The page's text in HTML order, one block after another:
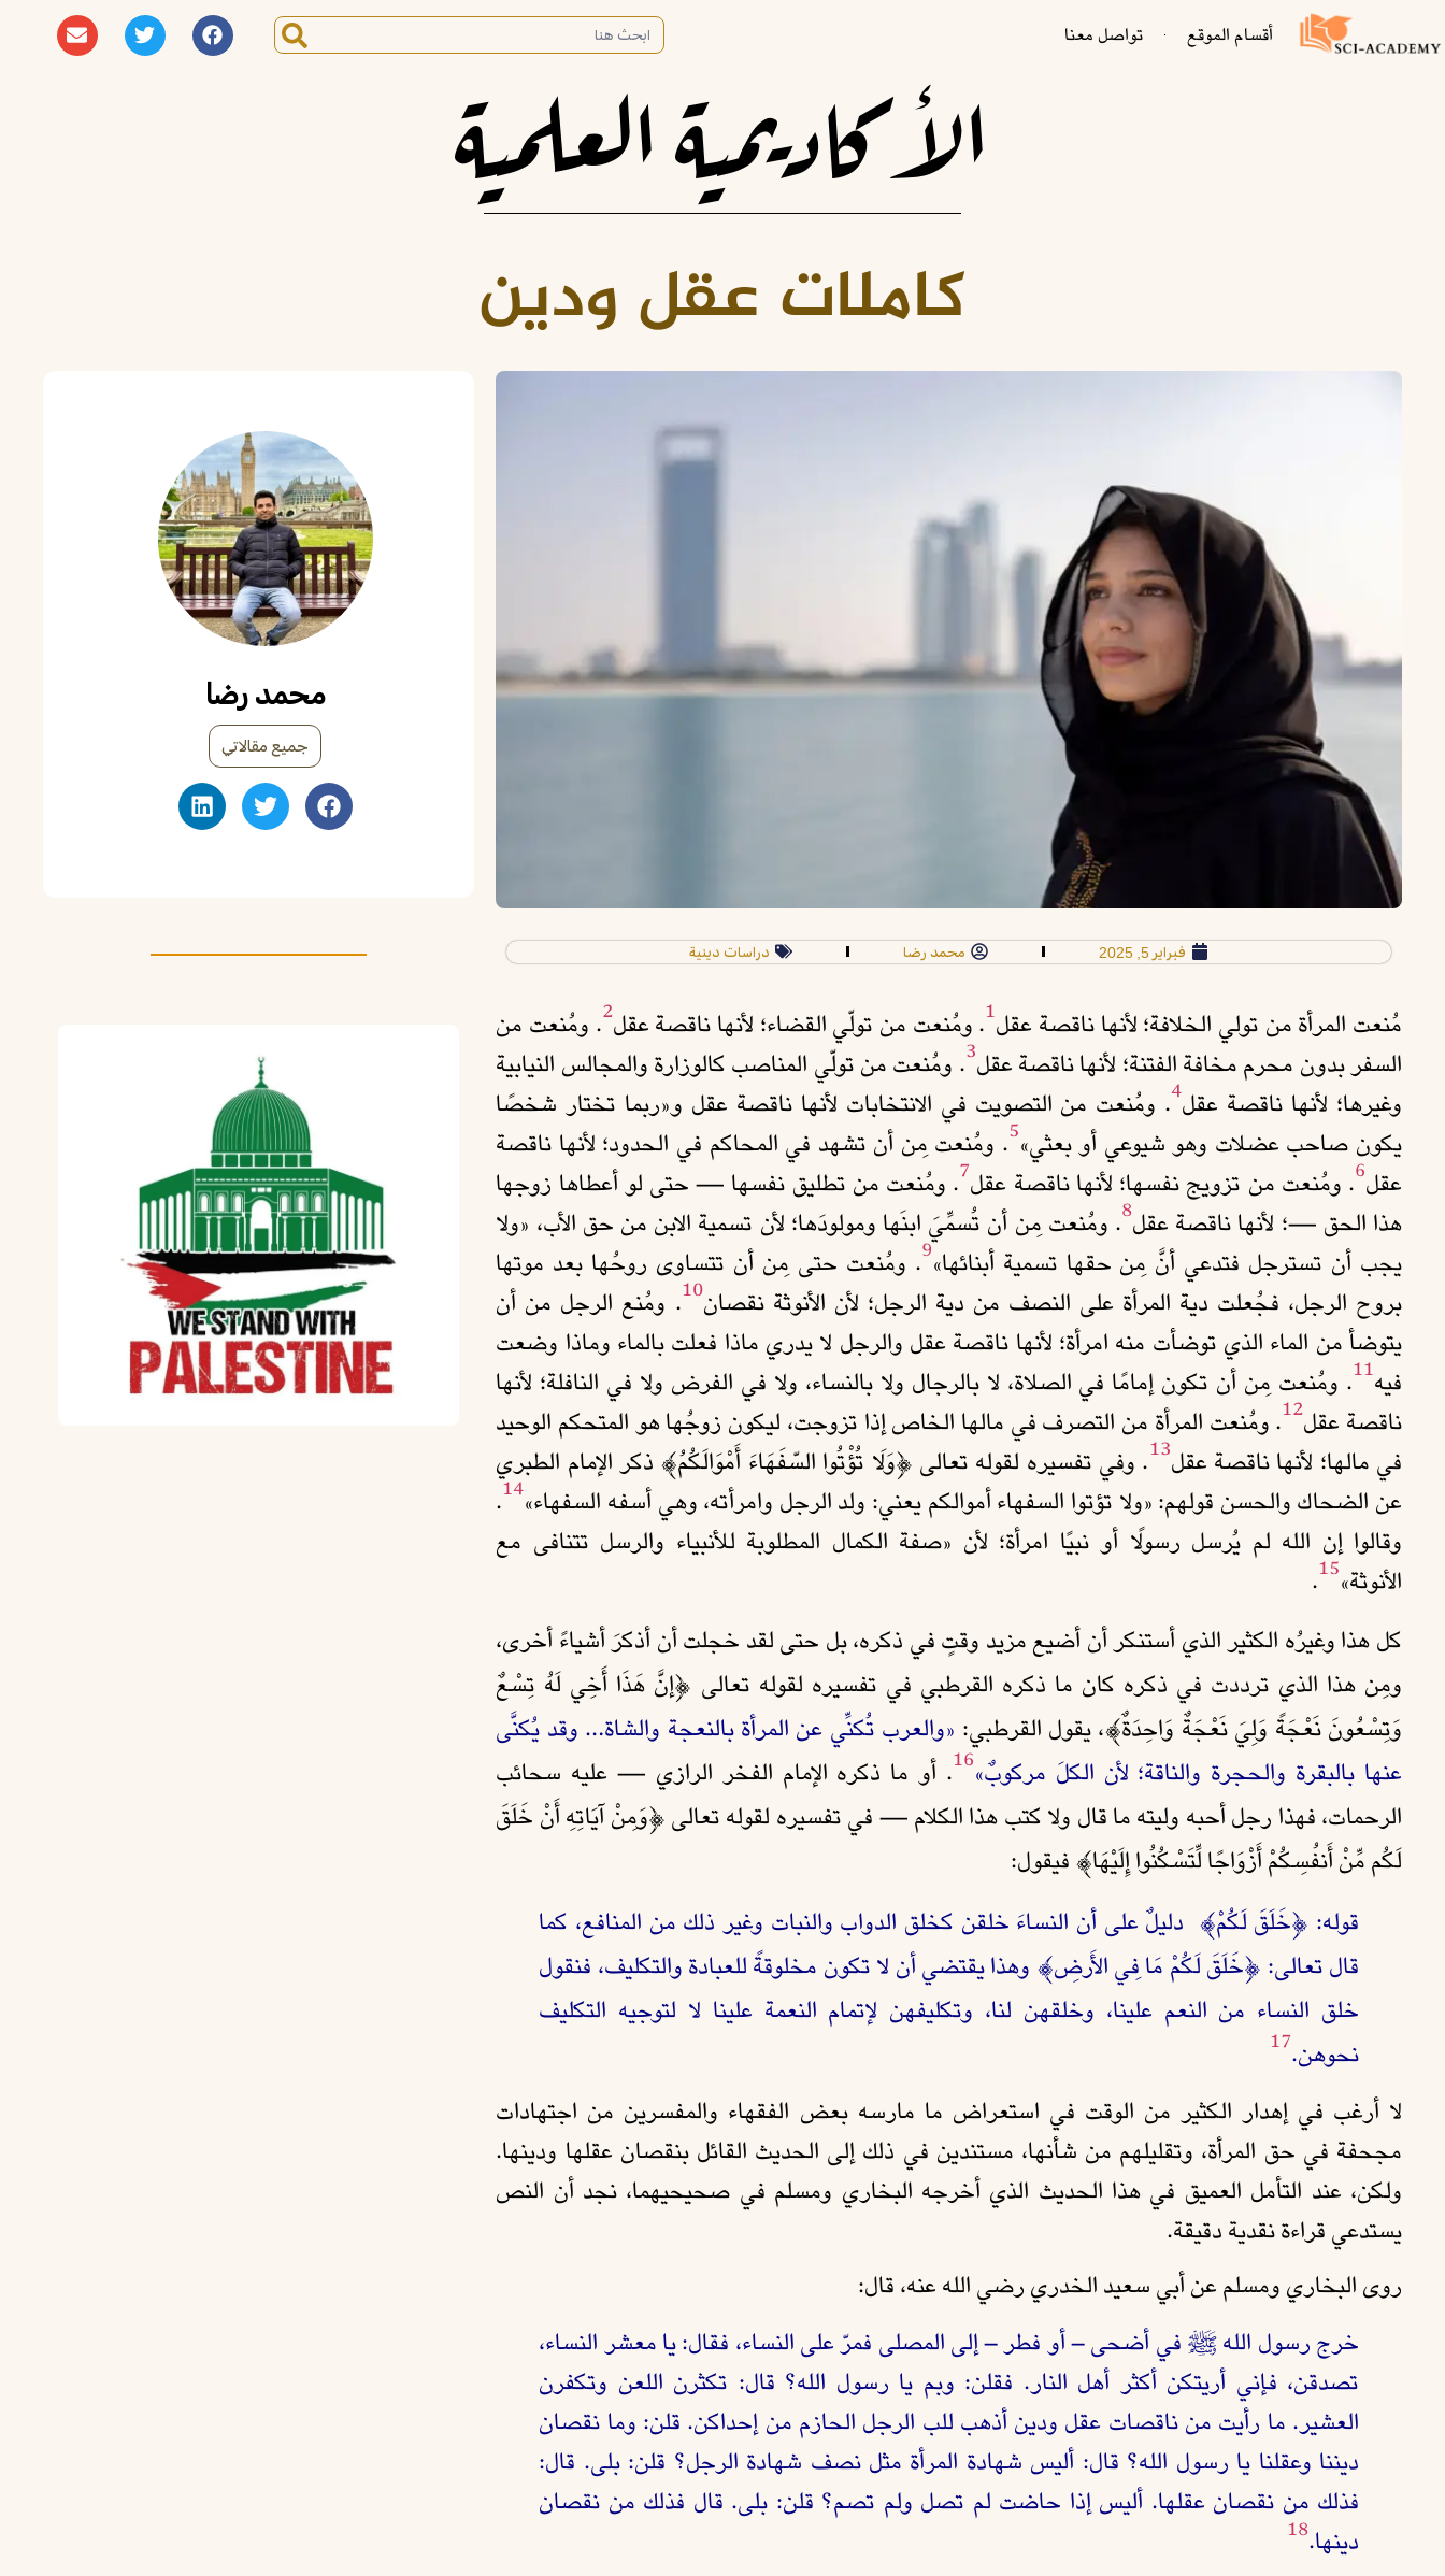
أقسام الموقع تواصل معنا
الأكاديمية العلمية
كاملات عقل ودين
فبراير 5, 2025 محمد رضا دراسات دينية
مُنعت المرأة من تولي الخلافة؛ لأنها ناقصة عقل1. ومُنعت من تولّي القضاء؛ لأنها ناقصة عقل2. ومُنعت من
السفر بدون محرم مخافة الفتنة؛ لأنها ناقصة عقل3. ومُنعت من تولّي المناصب كالوزارة والمجالس النيابية
وغيرها؛ لأنها ناقصة عقل4. ومُنعت من التصويت في الانتخابات لأنها ناقصة عقل و«ربما تختار شخصًا
يكون صاحب عضلات وهو شيوعي أو بعثي»5. ومُنعت مِن أن تشهد في المحاكم في الحدود؛ لأنها ناقصة
عقل6. ومُنعت من تزويج نفسها؛ لأنها ناقصة عقل7. ومُنعت من تطليق نفسها — حتى لو أعطاها زوجها
هذا الحق —؛ لأنها ناقصة عقل8. ومُنعت مِن أن تُسمِّيَ ابنَها ومولودَها؛ لأن تسمية الابن من حق الأب، «ولا
يجب أن تسترجل فتدعي أنَّ مِن حقها تسمية أبنائها»9. ومُنعت حتى مِن أن تتساوى روحُها بعد موتها
بروح الرجل، فجُعلت دية المرأة على النصف من دية الرجل؛ لأن الأنوثة نقصان10. ومُنع الرجل من أن
يتوضأ من الماء الذي توضأت منه امرأة؛ لأنها ناقصة عقل والرجل لا يدري ماذا فعلت بالماء وماذا وضعت
فيه11. ومُنعت مِن أن تكون إمامًا في الصلاة، لا بالرجال ولا بالنساء، ولا في الفرض ولا في النافلة؛ لأنها
ناقصة عقل12. ومُنعت المرأة من التصرف في مالها الخاص إذا تزوجت، ليكون زوجُها هو المتحكم الوحيد
في مالها؛ لأنها ناقصة عقل13. وفي تفسيره لقوله تعالى ﴿وَلَا تُؤْتُوا السّفَهَاءَ أَمْوَالَكُمُ﴾ ذكر الإمام الطبري
عن الضحاك والحسن قولهم: «ولا تؤتوا السفهاء أموالكم يعني: ولد الرجل وامرأته، وهي أسفه السفهاء»14
.
وقالوا إن الله لم يُرسل رسولًا أو نبيًا امرأة؛ لأن «صفة الكمال المطلوبة للأنبياء والرسل تتنافى مع
الأنوثة»15
.
كل هذا وغيرُه الكثير الذي أستنكر أن أضيع مزيد وقتٍ في ذكره، بل حتى لقد خجلت أن أذكرَ أشياءً أخرى،
ومِن هذا الذي ترددت في ذكره كان ما ذكره القرطبي في تفسيره لقوله تعالى ﴿إنَّ هَذَا أَخِي لَهُ تِسْعٌ
وَتِسْعُونَ نَعْجَةً وَلِيَ نَعْجَةٌ وَاحِدَةٌ﴾، يقول القرطبي: «والعرب تُكنِّي عن المرأة بالنعجة والشاة… وقد يُكنَّى
عنها بالبقرة والحجرة والناقة؛ لأن الكلَ مركوبٌ»
16. أو ما ذكره الإمام الفخر الرازي — عليه سحائب
الرحمات، فهذا رجل أحبه وليته ما قال ولا كتب هذا الكلام —في تفسيره لقوله تعالى ﴿وَمِنْ آيَاتِهِ أَنْ خَلَقَ
لَكُم مِّنْ أَنفُسِكُمْ أَزْوَاجًا لِّتَسْكُنُوا إِلَيْهَا﴾ فيقول:
قوله: ﴿خَلَقَ لَكُمْ﴾ دليلٌ على أن النساءَ خلقن كخلق الدواب والنبات وغير ذلك من المنافع، كما
قال تعالى: ﴿خَلَقَ لَكُمْ مَا فِي الأَرضِ﴾ وهذا يقتضي أن لا تكون مخلوقةً للعبادة والتكليف، فنقول
خلق النساء من النعم علينا، وخلقهن لنا، وتكليفهن لإتمام النعمة علينا لا لتوجيه التكليف
نحوهن.17
لا أرغب في إهدار الكثير من الوقت في استعراض ما مارسه بعض الفقهاء والمفسرين من اجتهادات
مجحفة في حق المرأة، وتقليلهم من شأنها، مستندين في ذلك إلى الحديث القائل بنقصان عقلها ودينها.
ولكن، عند التأمل العميق في هذا الحديث الذي أخرجه البخاري ومسلم في صحيحيهما، نجد أن النص
يستدعي قراءة نقدية دقيقة.
روى البخاري ومسلم عن أبي سعيد الخدري رضي الله عنه، قال:
خرج رسول الله ﷺ في أضحى – أو فطر – إلى المصلى فمرّ على النساء، فقال: يا معشر النساء،
تصدقن، فإني أريتكن أكثر أهل النار. فقلن: وبم يا رسول الله؟ قال: تكثرن اللعن وتكفرن
العشير. ما رأيت من ناقصات عقل ودين أذهب للب الرجل الحازم من إحداكن. قلن: وما نقصان
ديننا وعقلنا يا رسول الله؟ قال: أليس شهادة المرأة مثل نصف شهادة الرجل؟ قلن: بلى. قال:
فذلك من نقصان عقلها. أليس إذا حاضت لم تصل ولم تصم؟ قلن: بلى. قال فذلك من نقصان
دينها.18
محمد رضا
جميع مقالاتي